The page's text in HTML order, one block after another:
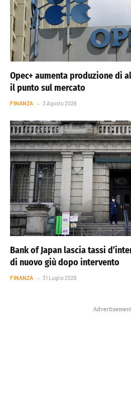
Opec+ aumenta produzione di
il punto sul mercato
FINANZA 3 Agosto 2026
Bank of Japan lascia tassi
di nuovo giù dopo intervento
FINANZA 31 Luglio 2026